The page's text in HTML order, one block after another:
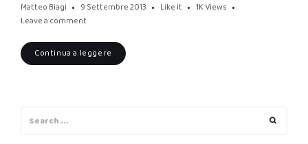
Matteo Biagi 9 Settembre 2013 Like it 1K Views
Leave a comment
Continua a leggere
for: